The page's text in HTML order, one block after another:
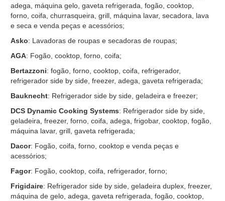
adega, máquina gelo, gaveta refrigerada, fogão, cooktop,
forno, coifa, churrasqueira, grill, máquina lavar, secadora, lava
e seca e venda peças e acessórios;
Asko: Lavadoras de roupas e secadoras de roupas;
AGA: Fogão, cooktop, forno, coifa;
Bertazzoni: fogão, forno, cooktop, coifa, refrigerador,
refrigerador side by side, freezer, adega, gaveta refrigerada;
Bauknecht: Refrigerador side by side, geladeira e freezer;
DCS Dynamic Cooking Systems: Refrigerador side by side,
geladeira, freezer, forno, coifa, adega, frigobar, cooktop, fogão,
máquina lavar, grill, gaveta refrigerada;
Dacor: Fogão, coifa, forno, cooktop e venda peças e
acessórios;
Fagor: Fogão, cooktop, coifa, refrigerador, forno;
Frigidaire: Refrigerador side by side, geladeira duplex, freezer,
máquina de gelo, adega, gaveta refrigerada, fogão, cooktop,